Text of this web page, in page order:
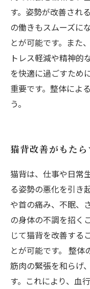
す。姿勢が改善され
の働きもスムーズに
とが可能です。また
トレス軽減や精神的
を快適に過ごすため
重要です。整体によ
う。
猫背改善がもた
猫背は、仕事や日常
る姿勢の悪化を引き
や首の痛み、不眠、
の身体の不調を招く
じて猫背を改善する
とが可能です。 整
筋肉の緊張を和らげ
す。これにより、血